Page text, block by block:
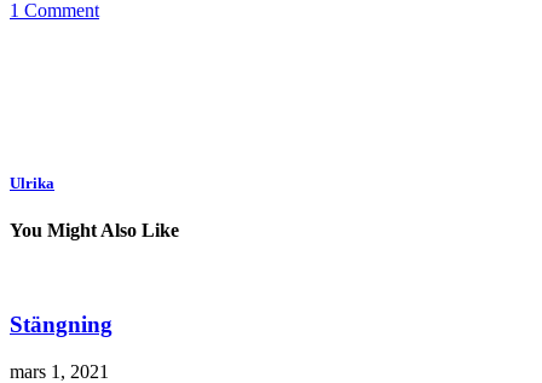
1 Comment
Ulrika
You Might Also Like
Stängning
mars 1, 2021